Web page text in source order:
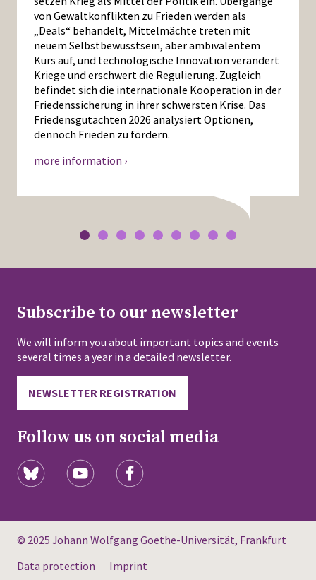
von Gewaltkonflikten zu Frieden werden als
„Deals“ behandelt, Mittelmächte treten mit
neuem Selbstbewusstsein, aber ambivalentem
Kurs auf, und technologische Innovation verändert
Kriege und erschwert die Regulierung. Zugleich
befindet sich die internationale Kooperation in der
Friedenssicherung in ihrer schwersten Krise. Das
Friedensgutachten 2026 analysiert Optionen,
dennoch Frieden zu fördern.
more information ›
Subscribe to our newsletter
We will inform you about important topics and events
several times a year in a detailed newsletter.
NEWSLETTER REGISTRATION
Follow us on social media
© 2025 Johann Wolfgang Goethe-Universität, Frankfurt
Data protection
Imprint